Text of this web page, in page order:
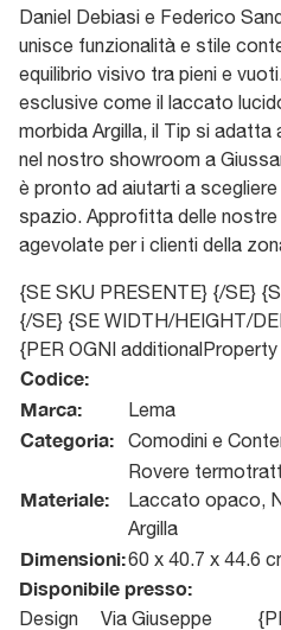
Daniel Debiasi e Federico
unisce funzionalità e stile
equilibrio visivo tra pieni e
esclusive come il laccato
morbida Argilla, il Tip si adatta
nel nostro showroom a
è pronto ad aiutarti a
spazio. Approfitta delle
agevolate per i clienti della
{SE SKU PRESENTE} {/SE}
{/SE} {SE WIDTH/HEIGHT/
{PER OGNI
Codice:
Marca:
Lema
Categoria: Comodini e
Materiale:
Rovere
Laccato opaco,
Argilla
Dimensioni:60 x 40.7 x 44.6
Disponibile presso:
Design
Via Giuseppe